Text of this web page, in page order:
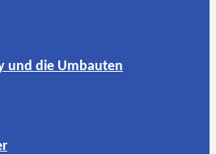
und die Umbauten